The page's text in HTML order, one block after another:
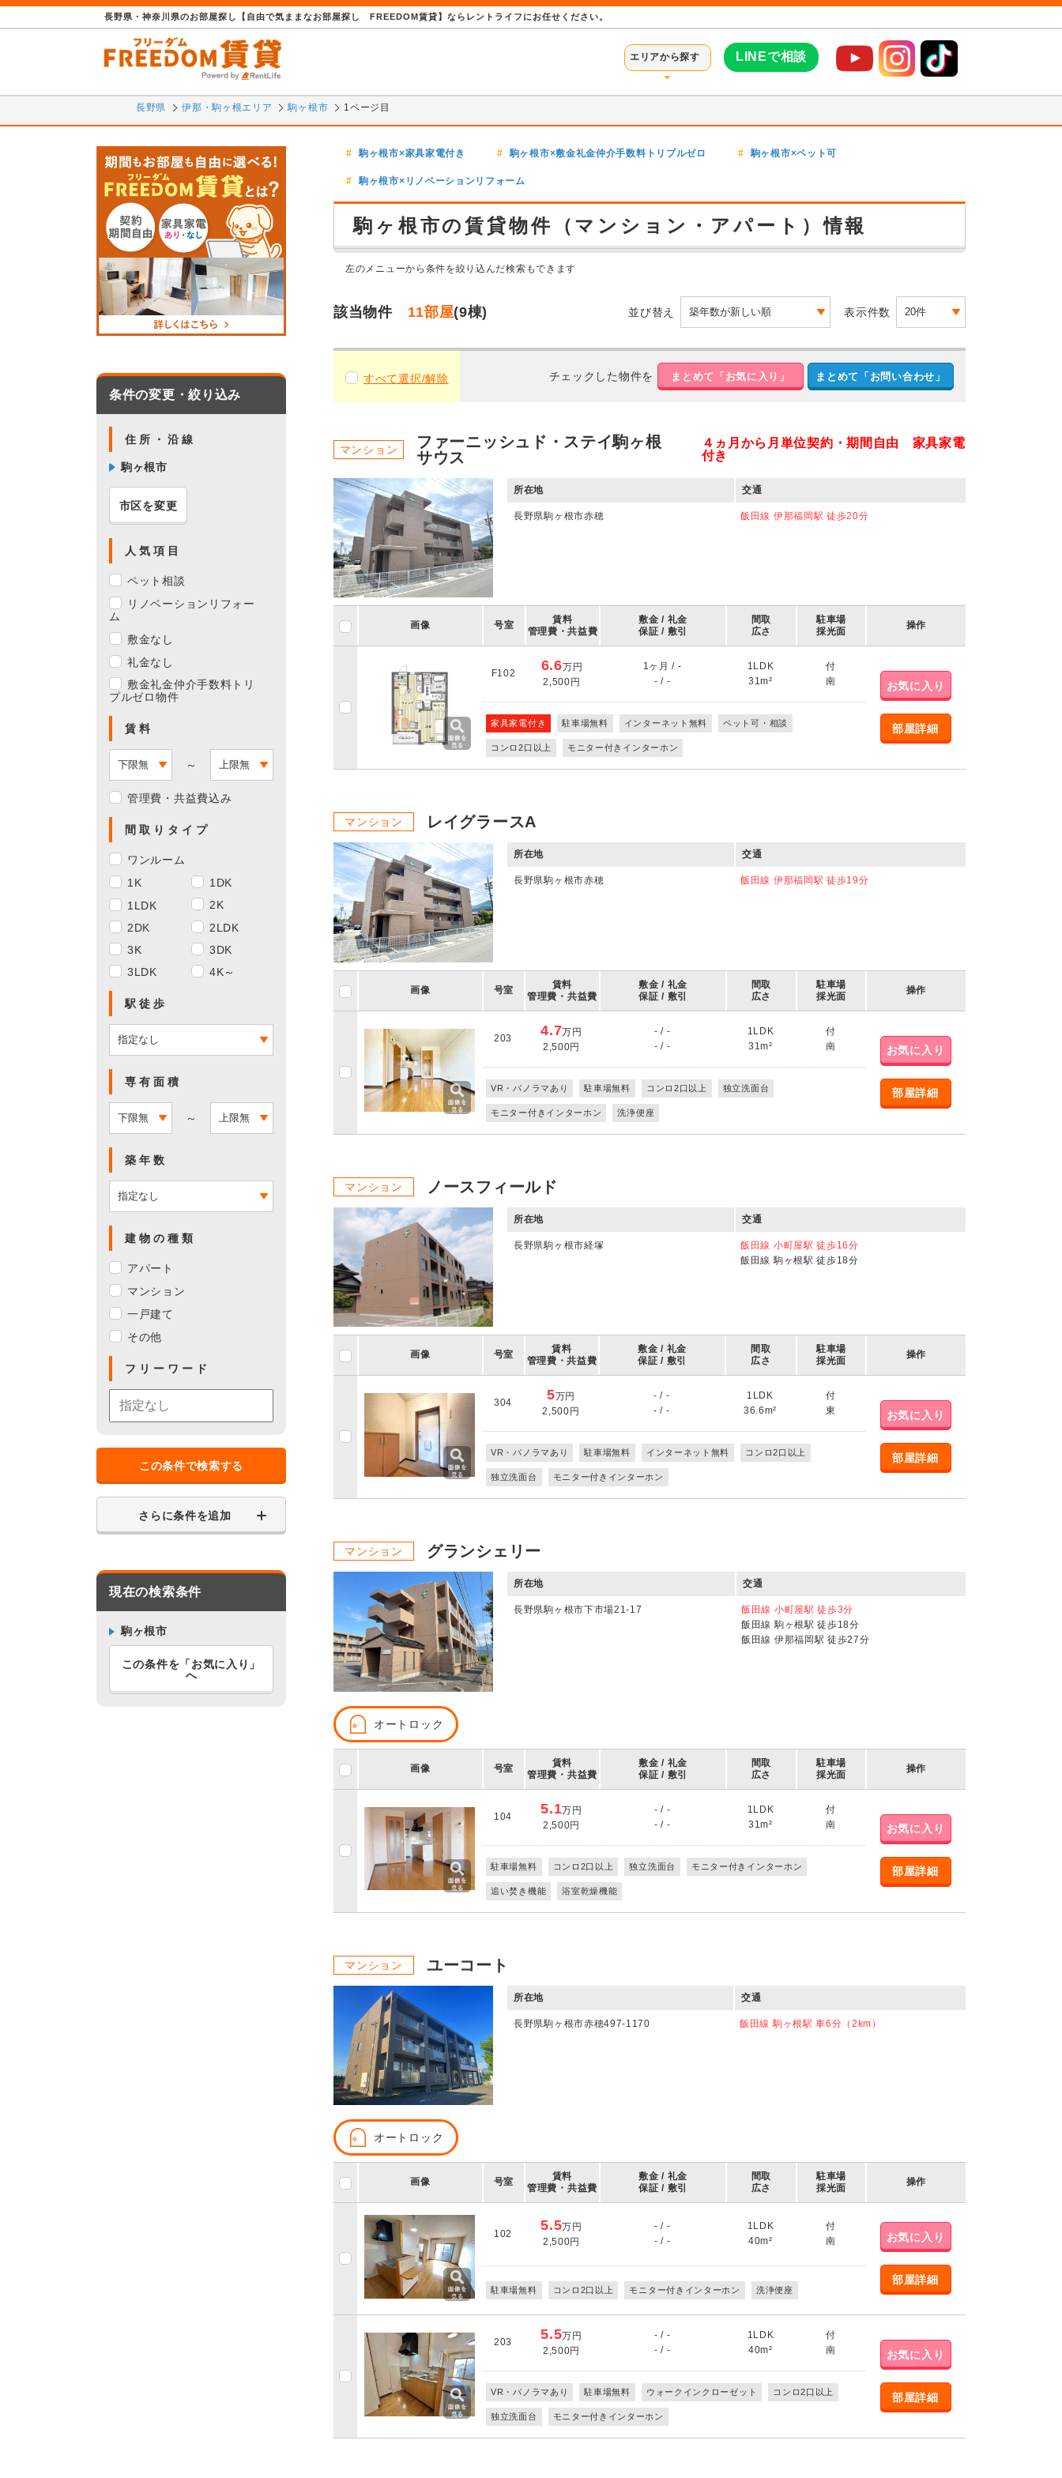
長野県・神奈川県のお部屋探し【自由で気ままなお部屋探し FREEDOM賃貸】ならレントライフにお任せください。
エリアから探す LINEで相談
長野県 伊那・駒ヶ根エリア 駒ヶ根市 1ページ目
条件の変更・絞り込み
住所・沿線
駒ヶ根市
市区を変更
人気項目
ペット相談
リノベーションリフォー
ム
敷金なし
礼金なし
敷金礼金仲介手数料トリ
プルゼロ物件
賃料
～
管理費・共益費込み
間取りタイプ
ワンルーム
1K
1DK
1LDK
2K
2DK
2LDK
3K
3DK
3LDK
4K～
駅徒歩
専有面積
～
築年数
建物の種類
アパート
マンション
一戸建て
その他
フリーワード
この条件で検索する
さらに条件を追加
現在の検索条件
駒ヶ根市
この条件を「お気に入り」
へ
駒ヶ根市×家具家電付き 駒ヶ根市×敷金礼金仲介手数料トリプルゼロ 駒ヶ根市×ペット可
駒ヶ根市×リノベーションリフォーム
駒ヶ根市の賃貸物件（マンション・アパート）情報
左のメニューから条件を絞り込んだ検索もできます
該当物件 11部屋(9棟) 並び替え 表示件数
すべて選択/解除 チェックした物件を まとめて「お気に入り」 まとめて「お問い合わせ」
マンション
ファーニッシュド・ステイ駒ヶ根
サウス
４ヵ月から月単位契約・期間自由 家具家電
付き
所在地 交通
長野県駒ヶ根市赤穂 飯田線 伊那福岡駅 徒歩20分
画像 号室
賃料
管理費・共益費
敷金 / 礼金
保証 / 敷引
間取
広さ
駐車場
採光面
操作
F102 6.6万円
2,500円
1ヶ月 / -
- / -
1LDK
31m²
付
南
お気に入り
部屋詳細
家具家電付き 駐車場無料 インターネット無料 ペット可・相談
コンロ2口以上 モニター付きインターホン
マンション レイグラースA
所在地 交通
長野県駒ヶ根市赤穂 飯田線 伊那福岡駅 徒歩19分
画像 号室
賃料
管理費・共益費
敷金 / 礼金
保証 / 敷引
間取
広さ
駐車場
採光面
操作
203 4.7万円
2,500円
- / -
- / -
1LDK
31m²
付
南
お気に入り
部屋詳細
VR・パノラマあり 駐車場無料 コンロ2口以上 独立洗面台
モニター付きインターホン 洗浄便座
マンション ノースフィールド
所在地 交通
長野県駒ヶ根市経塚
飯田線 小町屋駅 徒歩16分
飯田線 駒ヶ根駅 徒歩18分
画像 号室
賃料
管理費・共益費
敷金 / 礼金
保証 / 敷引
間取
広さ
駐車場
採光面
操作
304 5万円
2,500円
- / -
- / -
1LDK
36.6m²
付
東
お気に入り
部屋詳細
VR・パノラマあり 駐車場無料 インターネット無料 コンロ2口以上
独立洗面台 モニター付きインターホン
マンション グランシェリー
所在地 交通
長野県駒ヶ根市下市場21-17
飯田線 小町屋駅 徒歩3分
飯田線 駒ヶ根駅 徒歩18分
飯田線 伊那福岡駅 徒歩27分
オートロック
画像 号室
賃料
管理費・共益費
敷金 / 礼金
保証 / 敷引
間取
広さ
駐車場
採光面
操作
104 5.1万円
2,500円
- / -
- / -
1LDK
31m²
付
南
お気に入り
部屋詳細
駐車場無料 コンロ2口以上 独立洗面台 モニター付きインターホン
追い焚き機能 浴室乾燥機能
マンション ユーコート
所在地 交通
長野県駒ヶ根市赤穂497-1170 飯田線 駒ヶ根駅 車6分（2km）
オートロック
画像 号室
賃料
管理費・共益費
敷金 / 礼金
保証 / 敷引
間取
広さ
駐車場
採光面
操作
102
5.5万円
2,500円
- / -
- / -
1LDK
40m²
付
南
お気に入り
部屋詳細
駐車場無料 コンロ2口以上 モニター付きインターホン 洗浄便座
203 5.5万円
2,500円
- / -
- / -
1LDK
40m²
付
南
お気に入り
部屋詳細
VR・パノラマあり 駐車場無料 ウォークインクローゼット コンロ2口以上
独立洗面台 モニター付きインターホン